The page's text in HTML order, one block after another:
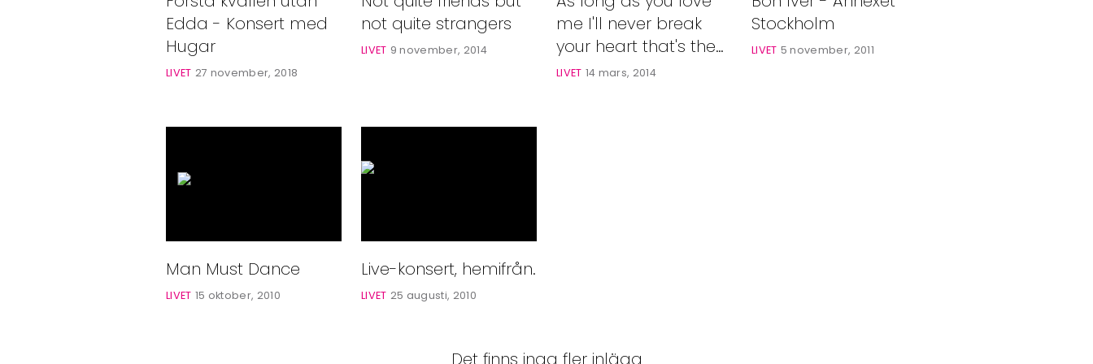
Shop
Alla Ämnen
Våra Skribenter
Edda - Konsert med
Hugar
LIVET 27 november, 2018
not quite strangers
LIVET 9 november, 2014
me I'll never break
your heart that's the
way I like it we've got
LIVET 14 mars, 2014
Stockholm
LIVET 5 november, 2011
Man Must Dance
LIVET 15 oktober, 2010
Live-konsert, hemifrån.
LIVET 25 augusti, 2010
Det finns inga fler inlägg